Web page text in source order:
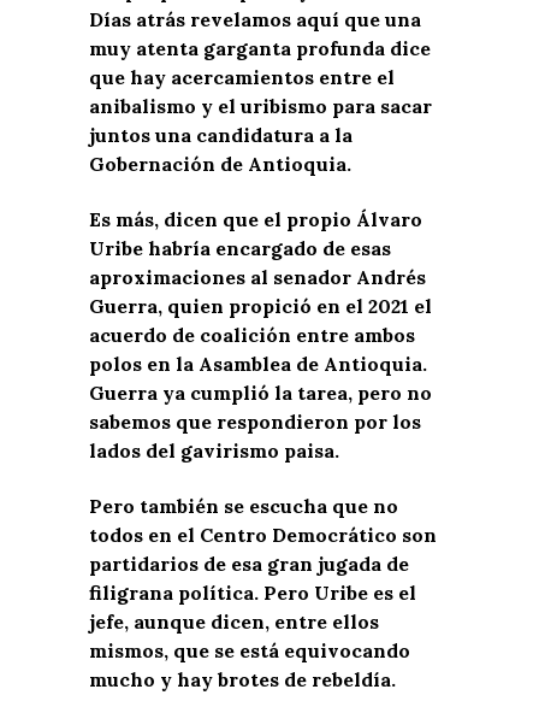
Días atrás revelamos aquí que una
muy atenta garganta profunda dice
que hay acercamientos entre el
anibalismo y el uribismo para sacar
juntos una candidatura a la
Gobernación de Antioquia.
Es más, dicen que el propio Álvaro
Uribe habría encargado de esas
aproximaciones al senador Andrés
Guerra, quien propició en el 2021 el
acuerdo de coalición entre ambos
polos en la Asamblea de Antioquia.
Guerra ya cumplió la tarea, pero no
sabemos que respondieron por los
lados del gavirismo paisa.
Pero también se escucha que no
todos en el Centro Democrático son
partidarios de esa gran jugada de
filigrana política. Pero Uribe es el
jefe, aunque dicen, entre ellos
mismos, que se está equivocando
mucho y hay brotes de rebeldía.